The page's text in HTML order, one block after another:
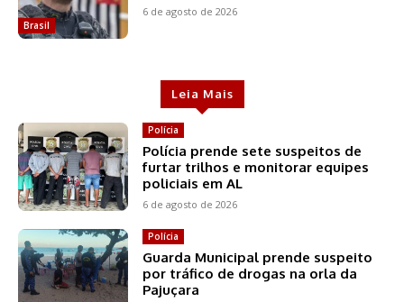
Brasil
6 de agosto de 2026
Leia Mais
Polícia
Polícia prende sete suspeitos de
furtar trilhos e monitorar equipes
policiais em AL
6 de agosto de 2026
Polícia
Guarda Municipal prende suspeito
por tráfico de drogas na orla da
Pajuçara